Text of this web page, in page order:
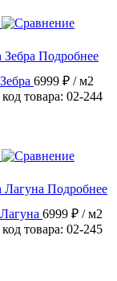
Подробнее
6999 ₽ / м2
код товара: 02-244
Подробнее
6999 ₽ / м2
код товара: 02-245